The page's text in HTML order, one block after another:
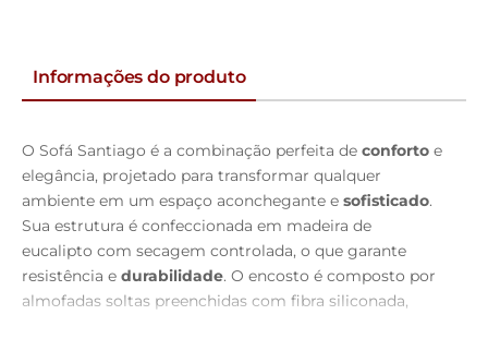
Informações do produto
O Sofá Santiago é a combinação perfeita de conforto e
elegância, projetado para transformar qualquer
ambiente em um espaço aconchegante e sofisticado.
Sua estrutura é confeccionada em madeira de
eucalipto com secagem controlada, o que garante
resistência e durabilidade. O encosto é composto por
almofadas soltas preenchidas com fibra siliconada,